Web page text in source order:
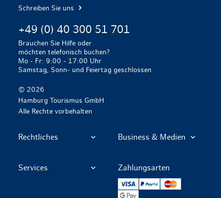
Schreiben Sie uns
+49 (0) 40 300 51 701
Brauchen Sie Hilfe oder
möchten telefonisch buchen?
Mo - Fr: 9:00 - 17:00 Uhr
Samstag, Sonn- und Feiertag geschlossen
© 2026
Hamburg Tourismus GmbH
Alle Rechte vorbehalten
Rechtliches Business & Medien
Services Zahlungsarten
PayPal